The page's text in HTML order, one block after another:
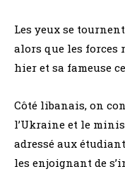
Les yeux se
alors que les forces
hier et sa fameuse
Côté libanais, on
l’Ukraine et le
adressé aux
les enjoignant de